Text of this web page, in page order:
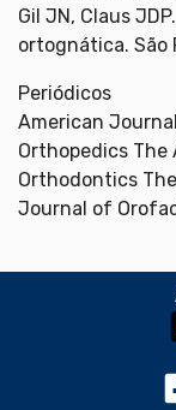
Gil JN, Claus
ortognática. São
Periódicos
American
Orthopedics
Orthodontics
Journal of